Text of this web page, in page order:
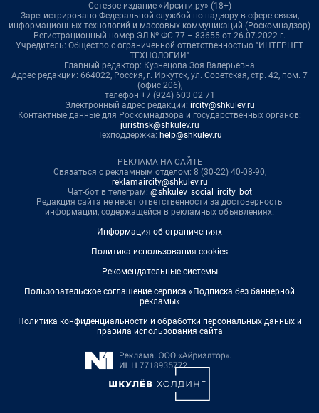
Сетевое издание «Ирсити.ру» (18+)
Зарегистрировано Федеральной службой по надзору в сфере связи,
информационных технологий и массовых коммуникаций (Роскомнадзор)
Регистрационный номер ЭЛ № ФС 77 – 83655 от 26.07.2022 г.
Учредитель: Общество с ограниченной ответственностью "ИНТЕРНЕТ
ТЕХНОЛОГИИ"
Главный редактор: Кузнецова Зоя Валерьевна
Адрес редакции: 664022, Россия, г. Иркутск, ул. Советская, стр. 42, пом. 7
(офис 206),
телефон +7 (924) 603 02 71
Электронный адрес редакции: ircity@shkulev.ru
Контактные данные для Роскомнадзора и государственных органов:
juristnsk@shkulev.ru
Техподдержка: help@shkulev.ru
РЕКЛАМА НА САЙТЕ
Связаться с рекламным отделом: 8 (30-22) 40-08-90,
reklamaircity@shkulev.ru
Чат-бот в телеграм: @shkulev_social_ircity_bot
Редакция сайта не несет ответственности за достоверность
информации, содержащейся в рекламных объявлениях.
Информация об ограничениях
Политика использования cookies
Рекомендательные системы
Пользовательское соглашение сервиса «Подписка без баннерной
рекламы»
Политика конфиденциальности и обработки персональных данных и
правила использования сайта